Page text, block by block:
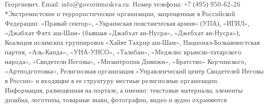
Георгиевич. Email: info@govoritmoskva.ru. Номер телефона: +7 (495) 950-62-26
*Экстремистские и террористические организации, запрещенные в Российской
Федерации: «Правый сектор», «Украинская повстанческая армия» (УПА), «ИГИЛ»,
«Джабхат Фатх аш-Шам» (бывшая «Джабхат ан-Нусра», «Джебхат ан-Нусра»),
Коалиция исламских группировок «Хайят Тахрир аш-Шам», Национал-Большевистская
партия, «Аль-Каида», «УНА-УНСО», «Талибан», «Меджлис крымско-татарского
народа», «Свидетели Иеговы», «Мизантропик Дивижн», «Братство» Корчинского,
«Артподготовка», Религиозная организация «Управленческий центр Свидетелей Иеговы
в России» и входящие в ее структуру местные религиозные организации.
Информация, размещенная на портале, а именно: текстовые материалы, элементы
дизайна, логотипы, товарные знаки, фотографии, видео и аудио охраняются